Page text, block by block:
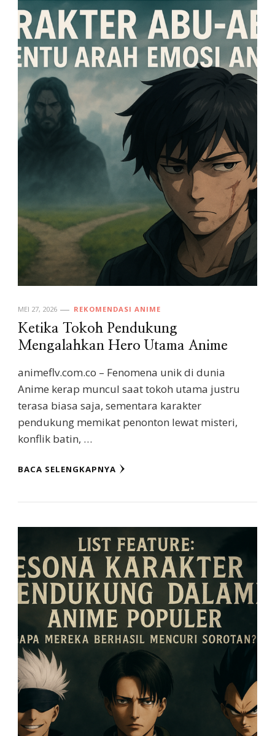
MEI 27, 2026 REKOMENDASI ANIME
Ketika Tokoh Pendukung
Mengalahkan Hero Utama Anime
animeflv.com.co – Fenomena unik di dunia
Anime kerap muncul saat tokoh utama justru
terasa biasa saja, sementara karakter
pendukung memikat penonton lewat misteri,
konflik batin, …
BACA SELENGKAPNYA